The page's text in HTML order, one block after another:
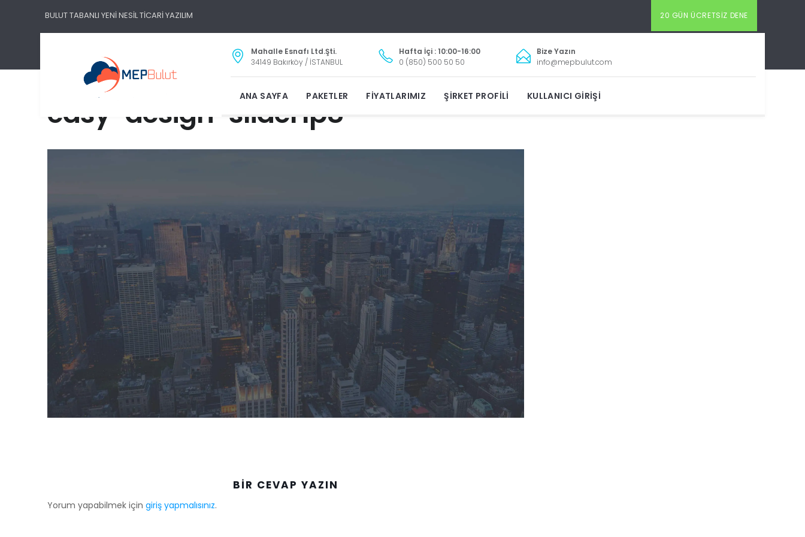
BULUT TABANLI YENİ NESİL TİCARİ YAZILIM 20 GÜN ÜCRETSIZ DENE
Mahalle Esnafı Ltd.Şti.
34149 Bakırköy / İSTANBUL
Hafta İçi : 10:00-16:00
0 (850) 500 50 50
Bize Yazın
info@mepbulut.com
ANA SAYFA PAKETLER FIYATLARIMIZ ŞIRKET PROFILI KULLANICI GIRIŞI
easy-design-slider1p8
BIR CEVAP YAZIN
Yorum yapabilmek için giriş yapmalısınız.